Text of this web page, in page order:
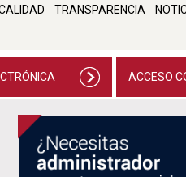
TRANSPARENCIA
ACCESO